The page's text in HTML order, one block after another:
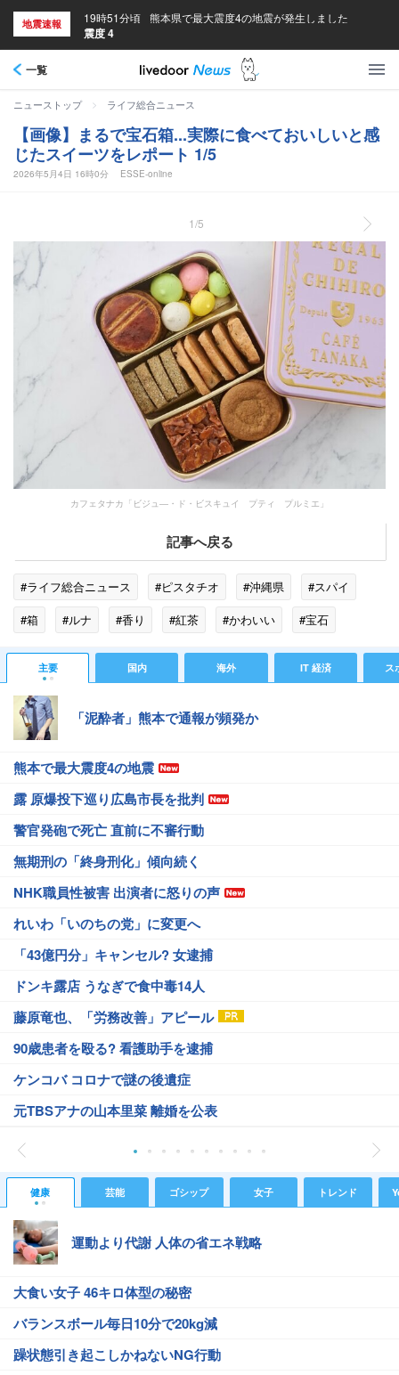
地震速報 19時51分頃 熊本県で最大震度4の地震が発生しました
震度 4
一覧
ニューストップ > ライフ総合ニュース
【画像】まるで宝石箱...実際に食べておいしいと感
じたスイーツをレポート 1/5
2026年5月4日 16時0分 ESSE-online
1/5
カフェタナカ「ビジュ―・ド・ビスキュイ プティ プルミエ」
記事へ戻る
#ライフ総合ニュース #ピスタチオ #沖縄県
#スパイ
#箱
#ルナ #香り #紅茶 #かわいい
#宝石
#ゴールド
#スイーツ #フランス #お菓子 #メレンゲ
主要 国内 海外 IT 経済 ス
「泥酔者」熊本で通報が頻発か
熊本で最大震度4の地震
露 原爆投下巡り広島市長を批判
警官発砲で死亡 直前に不審行動
無期刑の「終身刑化」傾向続く
NHK職員性被害 出演者に怒りの声
れいわ「いのちの党」に変更へ
「43億円分」キャンセル? 女逮捕
ドンキ露店 うなぎで食中毒14人
藤原竜也、「労務改善」アピール
90歳患者を殴る? 看護助手を逮捕
ケンコバ コロナで謎の後遺症
元TBSアナの山本里菜 離婚を公表
健康 芸能 ゴシップ 女子 トレンド
運動より代謝 人体の省エネ戦略
大食い女子 46キロ体型の秘密
バランスボール毎日10分で20kg減
躁状態引き起こしかねないNG行動